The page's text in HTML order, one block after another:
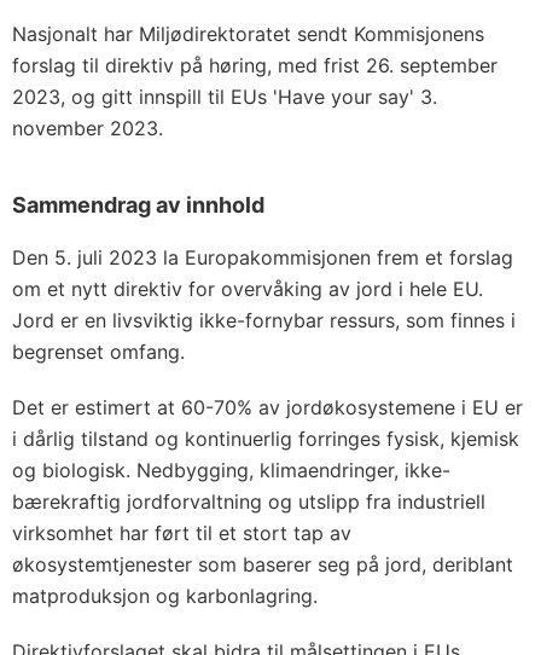
Nasjonalt har Miljødirektoratet sendt Kommisjonens
forslag til direktiv på høring, med frist 26. september
2023, og gitt innspill til EUs 'Have your say' 3.
november 2023.
Sammendrag av innhold
Den 5. juli 2023 la Europakommisjonen frem et forslag
om et nytt direktiv for overvåking av jord i hele EU.
Jord er en livsviktig ikke-fornybar ressurs, som finnes i
begrenset omfang.
Det er estimert at 60-70% av jordøkosystemene i EU er
i dårlig tilstand og kontinuerlig forringes fysisk, kjemisk
og biologisk. Nedbygging, klimaendringer, ikke-
bærekraftig jordforvaltning og utslipp fra industriell
virksomhet har ført til et stort tap av
økosystemtjenester som baserer seg på jord, deriblant
matproduksjon og karbonlagring.